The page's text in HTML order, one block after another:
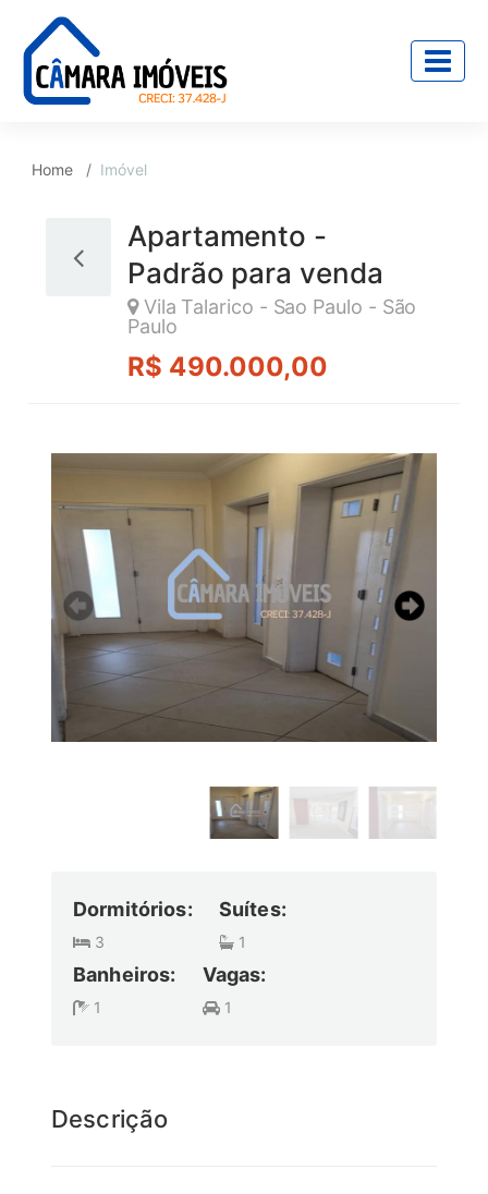
Home Imóvel
Apartamento -
Padrão para venda
Vila Talarico - Sao Paulo - São
Paulo
R$ 490.000,00
Dormitórios:
3
Suítes:
1
Banheiros:
1
Vagas:
1
Descrição